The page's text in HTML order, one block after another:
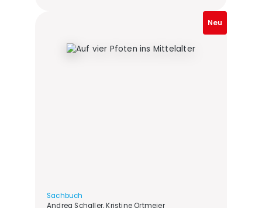
Neu
Sachbuch
Andrea Schaller, Kristine Ortmeier